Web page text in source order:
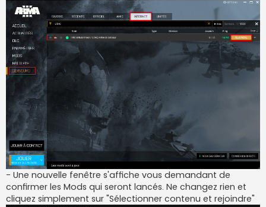
- Une nouvelle fenêtre s'affiche vous demandant de
confirmer les Mods qui seront lancés. Ne changez rien et
cliquez simplement sur "Sélectionner contenu et rejoindre"